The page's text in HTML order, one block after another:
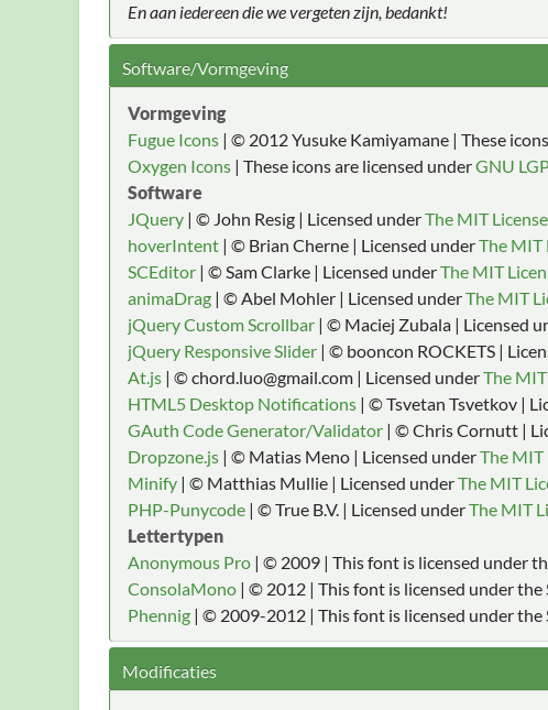
En aan iedereen die we vergeten zijn, bedankt!
Software/Vormgeving
Vormgeving
Fugue Icons | © 2012 Yusuke Kamiyamane | These
Oxygen Icons | These icons are licensed underGNU
Software
JQuery | © John Resig | Licensed underThe MIT
hoverIntent | © Brian Cherne | Licensed underThe MIT
SCEditor | © Sam Clarke | Licensed underThe MIT
animaDrag | © Abel Mohler | Licensed underThe MIT
jQuery Custom Scrollbar | © Maciej Zubala | Licensed
jQuery Responsive Slider | © booncon ROCKETS |
At.js | © chord.luo@gmail.com | Licensed underThe
HTML5 Desktop Notifications | © Tsvetan Tsvetkov |
GAuth Code Generator/Validator | © Chris Cornutt |
Dropzone.js | © Matias Meno | Licensed underThe MIT
Minify | © Matthias Mullie | Licensed underThe MIT
PHP-Punycode | © True B.V. | Licensed underThe MIT
Lettertypen
Anonymous Pro | © 2009 | This font is licensed under
ConsolaMono | © 2012 | This font is licensed under the
Phennig | © 2009-2012 | This font is licensed under the
Modificaties